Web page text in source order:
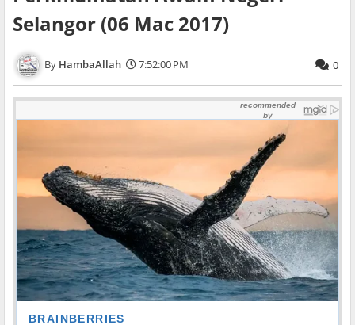
Selangor (06 Mac 2017)
HambaAllah 7:52:00 PM 0